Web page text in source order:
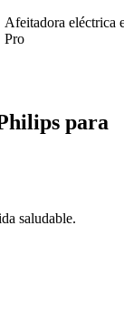
Afeitadora eléctrica
Pro
para
saludable.